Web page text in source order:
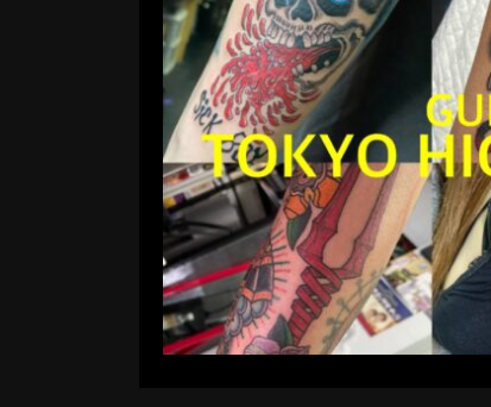
6月10日〜6月14日まで原宿
ますが…一応何かあればお